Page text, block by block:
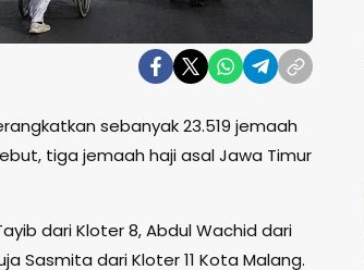
sebanyak 23.519 jemaah
tiga jemaah haji asal Jawa Timur
dari Kloter 8, Abdul Wachid dari
Sasmita dari Kloter 11 Kota Malang.